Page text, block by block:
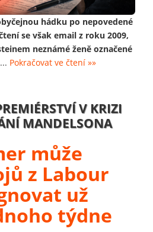
hádku po nepovedené
se však email z roku 2009,
neznámé ženě označené
... Pokračovat ve čtení »»
V KRIZI
MANDELSONA
může
z Labour
už
týdne